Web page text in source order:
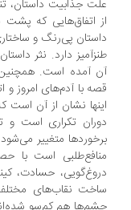
جذابیت داستان‌، تنها
اتفاق‌هایی که پشت سر
پی‌رنگ و ساختاری
دارد. نثر داستان،
آمده است. همچنین به
با آدم‌های امروز و
نشان از آن است که
تکراری است و تنها
متغییر می‌شود.
است با
حسادت، کینه،
نقاب‌های مختلف